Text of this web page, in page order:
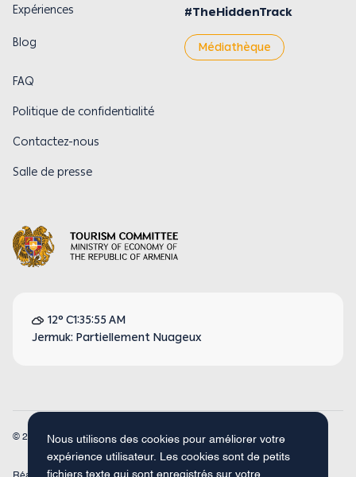
Nous utilisons des cookies pour améliorer votre
expérience utilisateur. Les cookies sont de petits
fichiers texte qui sont enregistrés sur votre
Expériences #TheHiddenTrack
Blog Médiathèque
FAQ
Politique de confidentialité
Contactez-nous
Salle de presse
12° C1:35:55 AM
Jermuk: Partiellement Nuageux
© 2026 Armenia Travel. Tous droits réservés.